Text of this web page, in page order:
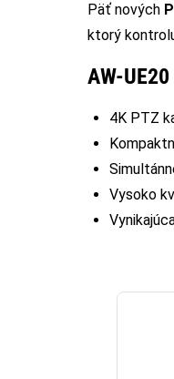
Päť nových
ktorý
AW-UE20
4K PTZ
Vysoko